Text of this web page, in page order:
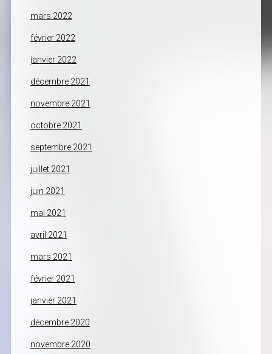
mars 2022
février 2022
janvier 2022
décembre 2021
novembre 2021
octobre 2021
septembre 2021
juillet 2021
juin 2021
mai 2021
avril 2021
mars 2021
février 2021
janvier 2021
décembre 2020
novembre 2020